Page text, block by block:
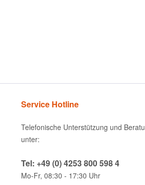
Service Hotline
Telefonische Unterstützung und
unter:
Tel: +49 (0) 4253 800 598 4
Mo-Fr, 08:30 - 17:30 Uhr